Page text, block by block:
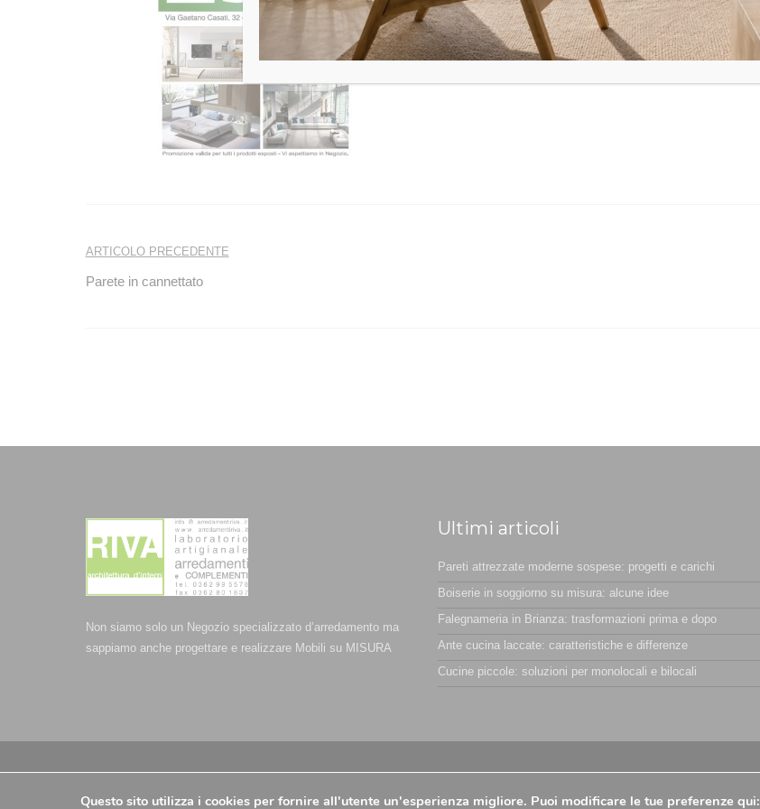
Navigazione
articoli
ARTICOLO PRECEDENTE
Parete in cannettato
Non siamo solo un Negozio specializzato d’arredamento ma
sappiamo anche progettare e realizzare Mobili su MISURA
Ultimi articoli
Pareti attrezzate moderne sospese: progetti e carichi
Boiserie in soggiorno su misura: alcune idee
Falegnameria in Brianza: trasformazioni prima e dopo
Ante cucina laccate: caratteristiche e differenze
Cucine piccole: soluzioni per monolocali e bilocali
-Aiuti e contributi riconosciuti| @ 2025 - Strategie Digitali Innovea
Questo sito utilizza i cookies per fornire all'utente un'esperienza migliore. Puoi modificare le tue preferenze qui: